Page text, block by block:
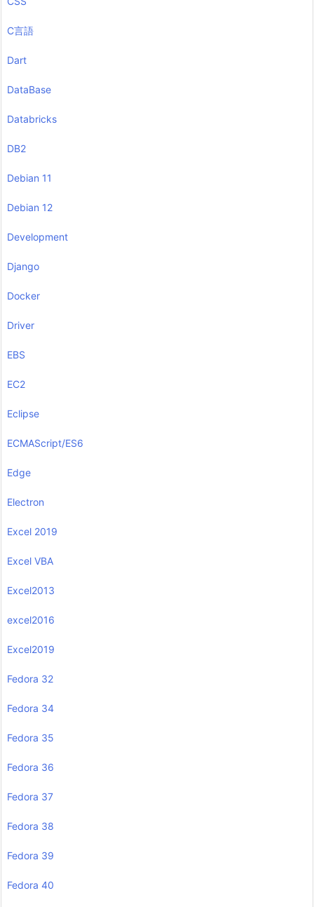
C言語
Dart
DataBase
Databricks
DB2
Debian 11
Debian 12
Development
Django
Docker
Driver
EBS
EC2
Eclipse
ECMAScript/ES6
Edge
Electron
Excel 2019
Excel VBA
Excel2013
excel2016
Excel2019
Fedora 32
Fedora 34
Fedora 35
Fedora 36
Fedora 37
Fedora 38
Fedora 39
Fedora 40